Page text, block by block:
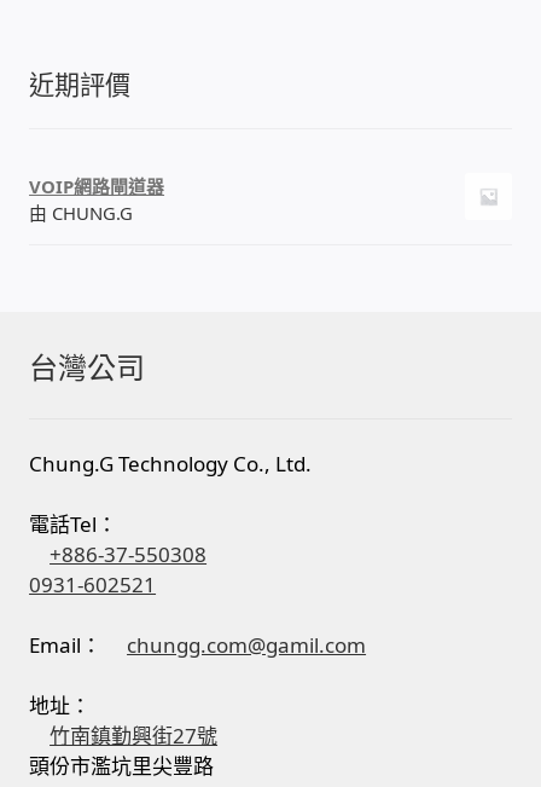
近期評價
VOIP網路閘道器
由 CHUNG.G
台灣公司
Chung.G Technology Co., Ltd.
電話Tel：
+886-37-550308
0931-602521
Email： chungg.com@gamil.com
地址：
竹南鎮勤興街27號
頭份市濫坑里尖豐路